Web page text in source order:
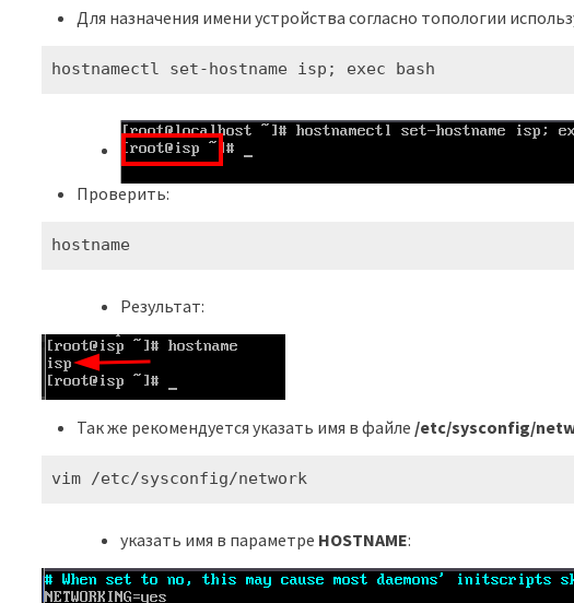
Для назначения имени устройства согласно топологии
hostnamectl set-hostname isp; exec bash
Проверить:
hostname
Результат:
Так же рекомендуется указать имя в файле /etc/sysconfig/
vim /etc/sysconfig/network
указать имя в параметре HOSTNAME: